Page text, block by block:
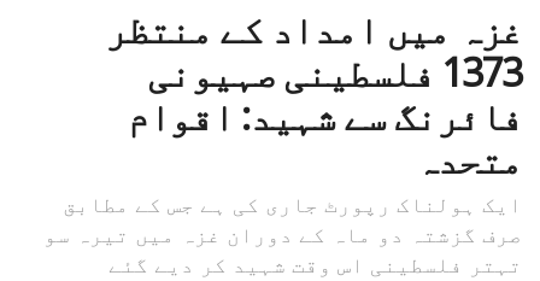
غزہ میں امداد کے منتظر
1373 فلسطینی صہیونی
فائرنگ سے شہید: اقوام
متحدہ
ایک ہولناک رپورٹ جاری کی ہے جس کے مطابق
صرف گزشتہ دو ماہ کے دوران غزہ میں تیرہ سو
تہتر فلسطینی اس وقت شہید کر دیے گئے